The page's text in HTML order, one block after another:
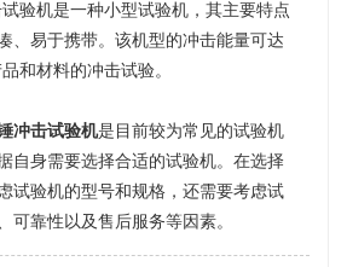
验机是一种小型试验机，其主要特点
、易于携带。该机型的冲击能量可达
和材料的冲击试验。
冲击试验机是目前较为常见的试验机
自身需要选择合适的试验机。在选择
试验机的型号和规格，还需要考虑试
可靠性以及售后服务等因素。